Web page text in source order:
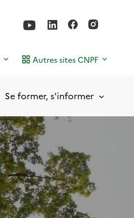
Autres sites CNPF
Se former, s'informer